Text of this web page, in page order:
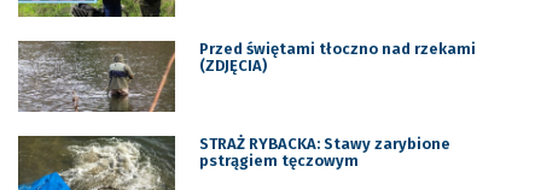
Przed świętami tłoczno nad rzekami
(ZDJĘCIA)
STRAŻ RYBACKA: Stawy zarybione
pstrągiem tęczowym